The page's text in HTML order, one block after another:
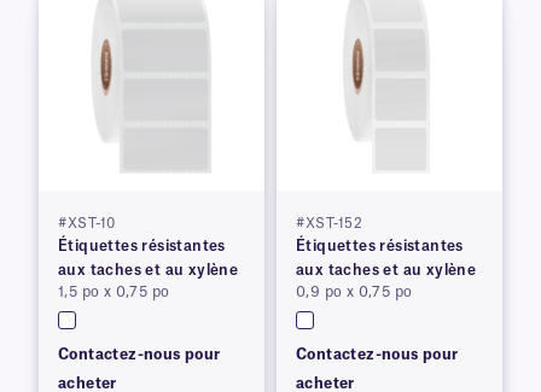
#XST-10
Étiquettes résistantes
aux taches et au xylène
1,5 po x 0,75 po
Contactez-nous pour
acheter
#XST-152
Étiquettes résistantes
aux taches et au xylène
0,9 po x 0,75 po
Contactez-nous pour
acheter